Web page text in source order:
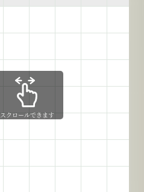
スクロールできます